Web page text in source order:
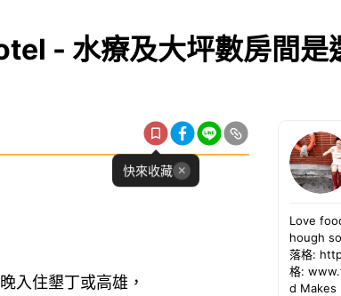
- 水療及大坪數房間是
快來收藏
入住墾丁或高雄，
Love
hough
落格:
格:
d Makes